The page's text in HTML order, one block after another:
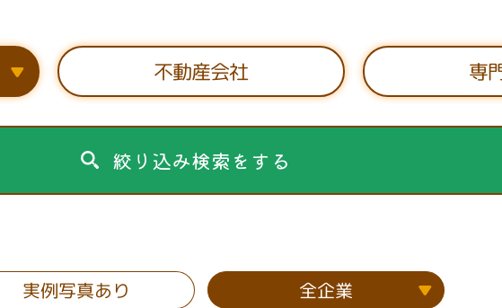
不動産会社 専
絞り込み検索をする
実例写真あり 全企業